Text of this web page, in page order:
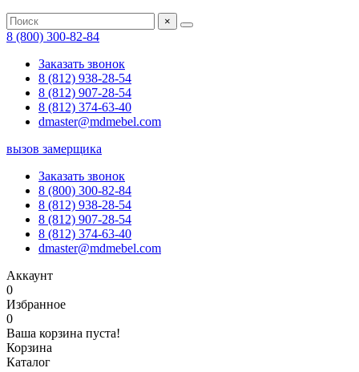
×
8 (800) 300-82-84
Заказать звонок
8 (812) 938-28-54
8 (812) 907-28-54
8 (812) 374-63-40
dmaster@mdmebel.com
вызов замерщика
Заказать звонок
8 (800) 300-82-84
8 (812) 938-28-54
8 (812) 907-28-54
8 (812) 374-63-40
dmaster@mdmebel.com
Аккаунт
0
Избранное
0
Ваша корзина пуста!
Корзина
Каталог